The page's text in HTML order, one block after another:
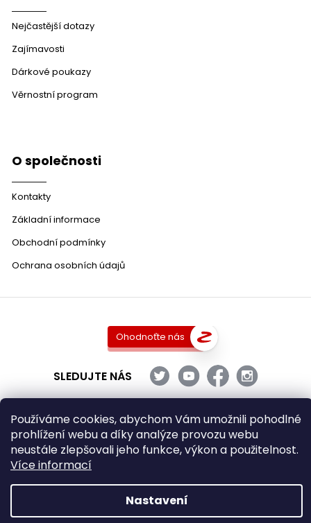
Používáme cookies, abychom Vám umožnili pohodlné
prohlížení webu a díky analýze provozu webu
neustále zlepšovali jeho funkce, výkon a použitelnost.
Více informací
Nastavení
Nejčastější dotazy
Zajímavosti
Dárkové poukazy
Věrnostní program
O společnosti
Kontakty
Základní informace
Obchodní podmínky
Ochrana osobních údajů
Ohodnoťte nás
SLEDUJTE NÁS
Copyright 2026DobraVina.cz. Všechna práva vyhrazena.
Upravit nastavení cookies
Grafický návrh vytvořil a nakódoval